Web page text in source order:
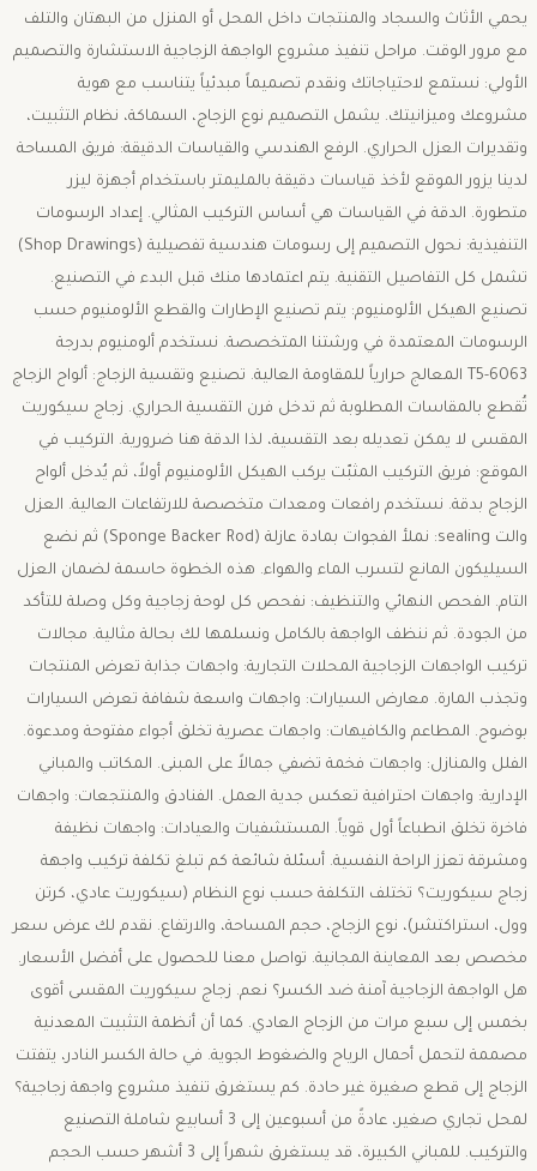
يحمي الأثاث والسجاد والمنتجات داخل المحل أو المنزل من البهتان والتلف
مع مرور الوقت. مراحل تنفيذ مشروع الواجهة الزجاجية الاستشارة والتصميم
الأولي: نستمع لاحتياجاتك ونقدم تصميماً مبدئياً يتناسب مع هوية
مشروعك وميزانيتك. يشمل التصميم نوع الزجاج، السماكة، نظام التثبيت،
وتقديرات العزل الحراري. الرفع الهندسي والقياسات الدقيقة: فريق المساحة
لدينا يزور الموقع لأخذ قياسات دقيقة بالمليمتر باستخدام أجهزة ليزر
متطورة. الدقة في القياسات هي أساس التركيب المثالي. إعداد الرسومات
التنفيذية: نحول التصميم إلى رسومات هندسية تفصيلية (Shop Drawings)
تشمل كل التفاصيل التقنية. يتم اعتمادها منك قبل البدء في التصنيع.
تصنيع الهيكل الألومنيوم: يتم تصنيع الإطارات والقطع الألومنيوم حسب
الرسومات المعتمدة في ورشتنا المتخصصة. نستخدم ألومنيوم بدرجة
6063-T5 المعالج حرارياً للمقاومة العالية. تصنيع وتقسية الزجاج: ألواح الزجاج
تُقطع بالمقاسات المطلوبة ثم تدخل فرن التقسية الحراري. زجاج سيكوريت
المقسى لا يمكن تعديله بعد التقسية، لذا الدقة هنا ضرورية. التركيب في
الموقع: فريق التركيب المثبّت يركب الهيكل الألومنيوم أولاً، ثم يُدخل ألواح
الزجاج بدقة. نستخدم رافعات ومعدات متخصصة للارتفاعات العالية. العزل
والت sealing: نملأ الفجوات بمادة عازلة (Sponge Backer Rod) ثم نضع
السيليكون المانع لتسرب الماء والهواء. هذه الخطوة حاسمة لضمان العزل
التام. الفحص النهائي والتنظيف: نفحص كل لوحة زجاجية وكل وصلة للتأكد
من الجودة. ثم ننظف الواجهة بالكامل ونسلمها لك بحالة مثالية. مجالات
تركيب الواجهات الزجاجية المحلات التجارية: واجهات جذابة تعرض المنتجات
وتجذب المارة. معارض السيارات: واجهات واسعة شفافة تعرض السيارات
بوضوح. المطاعم والكافيهات: واجهات عصرية تخلق أجواء مفتوحة ومدعوة.
الفلل والمنازل: واجهات فخمة تضفي جمالاً على المبنى. المكاتب والمباني
الإدارية: واجهات احترافية تعكس جدية العمل. الفنادق والمنتجعات: واجهات
فاخرة تخلق انطباعاً أول قوياً. المستشفيات والعيادات: واجهات نظيفة
ومشرقة تعزز الراحة النفسية. أسئلة شائعة كم تبلغ تكلفة تركيب واجهة
زجاج سيكوريت؟ تختلف التكلفة حسب نوع النظام (سيكوريت عادي، كرتن
وول، استراكتشر)، نوع الزجاج، حجم المساحة، والارتفاع. نقدم لك عرض سعر
مخصص بعد المعاينة المجانية. تواصل معنا للحصول على أفضل الأسعار.
هل الواجهة الزجاجية آمنة ضد الكسر؟ نعم. زجاج سيكوريت المقسى أقوى
بخمس إلى سبع مرات من الزجاج العادي. كما أن أنظمة التثبيت المعدنية
مصممة لتحمل أحمال الرياح والضغوط الجوية. في حالة الكسر النادر، يتفتت
الزجاج إلى قطع صغيرة غير حادة. كم يستغرق تنفيذ مشروع واجهة زجاجية؟
لمحل تجاري صغير، عادةً من أسبوعين إلى 3 أسابيع شاملة التصنيع
والتركيب. للمباني الكبيرة، قد يستغرق شهراً إلى 3 أشهر حسب الحجم